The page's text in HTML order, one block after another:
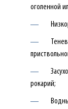
оголенной
рокарий;